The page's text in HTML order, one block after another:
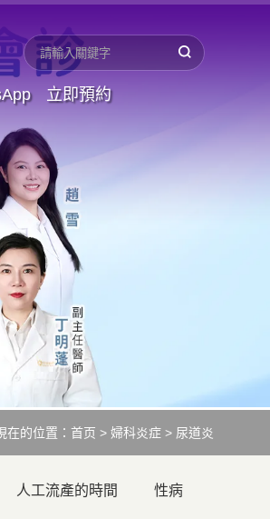
立即預約
在的位置： 首页 > 婦科炎症 > 尿道炎
人工流產的時間 性病